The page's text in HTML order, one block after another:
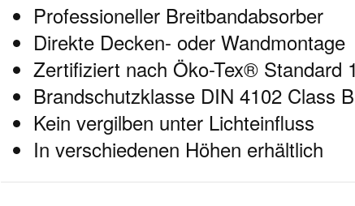
Professioneller Breitbandabsorber
Direkte Decken- oder Wandmontage
Zertifiziert nach Öko-Tex® Standard
Brandschutzklasse DIN 4102 Class
Kein vergilben unter Lichteinfluss
In verschiedenen Höhen erhältlich